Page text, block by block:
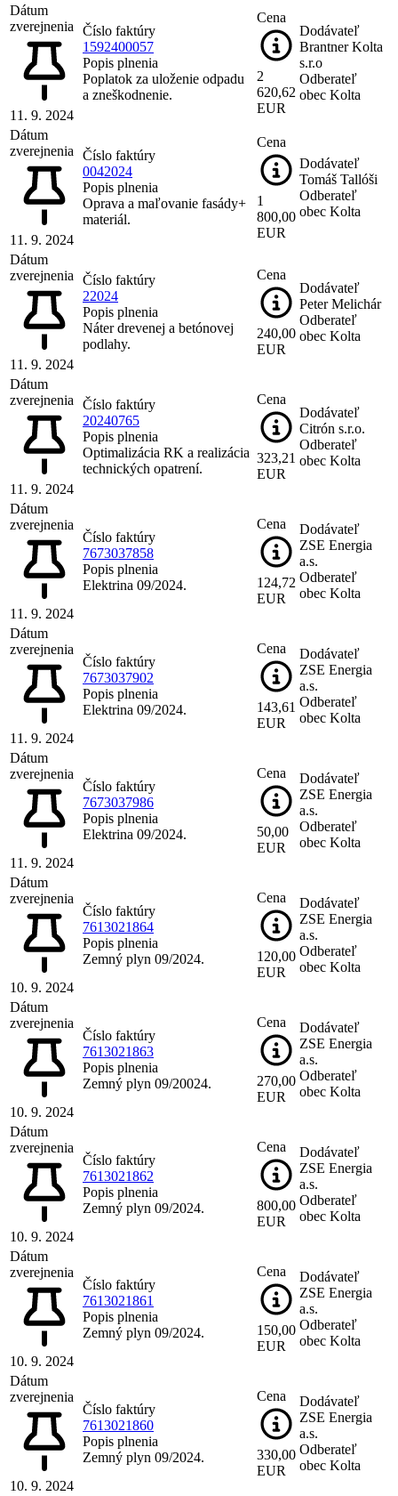
Dátum
zverejnenia
11. 9. 2024
Číslo faktúry
1592400057
Popis plnenia
Poplatok za uloženie odpadu
a zneškodnenie.
Cena
2
620,62
EUR
Dodávateľ
Brantner Kolta
s.r.o
Odberateľ
obec Kolta
Dátum
zverejnenia
11. 9. 2024
Číslo faktúry
0042024
Popis plnenia
Oprava a maľovanie fasády+
materiál.
Cena
1
800,00
EUR
Dodávateľ
Tomáš Tallóši
Odberateľ
obec Kolta
Dátum
zverejnenia
11. 9. 2024
Číslo faktúry
22024
Popis plnenia
Náter drevenej a betónovej
podlahy.
Cena
240,00
EUR
Dodávateľ
Peter Melichár
Odberateľ
obec Kolta
Dátum
zverejnenia
11. 9. 2024
Číslo faktúry
20240765
Popis plnenia
Optimalizácia RK a realizácia
technických opatrení.
Cena
323,21
EUR
Dodávateľ
Citrón s.r.o.
Odberateľ
obec Kolta
Dátum
zverejnenia
11. 9. 2024
Číslo faktúry
7673037858
Popis plnenia
Elektrina 09/2024.
Cena
124,72
EUR
Dodávateľ
ZSE Energia
a.s.
Odberateľ
obec Kolta
Dátum
zverejnenia
11. 9. 2024
Číslo faktúry
7673037902
Popis plnenia
Elektrina 09/2024.
Cena
143,61
EUR
Dodávateľ
ZSE Energia
a.s.
Odberateľ
obec Kolta
Dátum
zverejnenia
11. 9. 2024
Číslo faktúry
7673037986
Popis plnenia
Elektrina 09/2024.
Cena
50,00
EUR
Dodávateľ
ZSE Energia
a.s.
Odberateľ
obec Kolta
Dátum
zverejnenia
10. 9. 2024
Číslo faktúry
7613021864
Popis plnenia
Zemný plyn 09/2024.
Cena
120,00
EUR
Dodávateľ
ZSE Energia
a.s.
Odberateľ
obec Kolta
Dátum
zverejnenia
10. 9. 2024
Číslo faktúry
7613021863
Popis plnenia
Zemný plyn 09/20024.
Cena
270,00
EUR
Dodávateľ
ZSE Energia
a.s.
Odberateľ
obec Kolta
Dátum
zverejnenia
10. 9. 2024
Číslo faktúry
7613021862
Popis plnenia
Zemný plyn 09/2024.
Cena
800,00
EUR
Dodávateľ
ZSE Energia
a.s.
Odberateľ
obec Kolta
Dátum
zverejnenia
10. 9. 2024
Číslo faktúry
7613021861
Popis plnenia
Zemný plyn 09/2024.
Cena
150,00
EUR
Dodávateľ
ZSE Energia
a.s.
Odberateľ
obec Kolta
Dátum
zverejnenia
10. 9. 2024
Číslo faktúry
7613021860
Popis plnenia
Zemný plyn 09/2024.
Cena
330,00
EUR
Dodávateľ
ZSE Energia
a.s.
Odberateľ
obec Kolta